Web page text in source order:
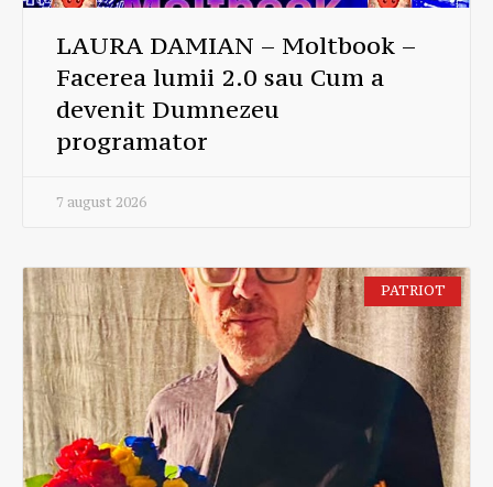
LAURA DAMIAN – Moltbook –
Facerea lumii 2.0 sau Cum a
devenit Dumnezeu
programator
7 august 2026
PATRIOT